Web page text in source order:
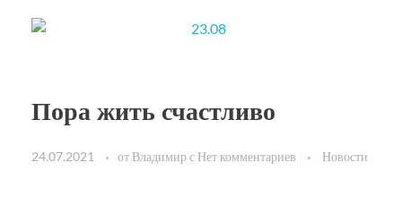
Пора жить счастливо
24.07.2021 от Владимирс Нет комментариев Новости